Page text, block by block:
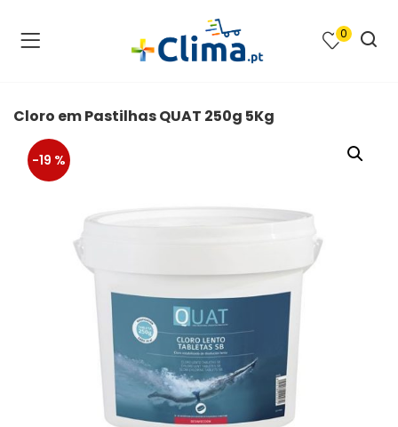
e Barbecues )
0
Cloro em Pastilhas QUAT 250g 5Kg
-19 %